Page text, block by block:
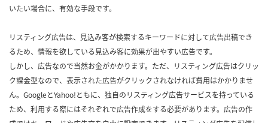
いたい場合に、有効な手段です。
リスティング広告は、見込み客が検索するキーワードに対して広告出稿でき
るため、情報を欲している見込み客に効果が出やすい広告です。
しかし、広告なので当然お金がかかります。ただ、リスティング広告はクリッ
ク課金型なので、表示された広告がクリックされなければ費用はかかりませ
ん。GoogleとYahoo!ともに、独自のリスティング広告サービスを持っている
ため、利用する際にはそれぞれで広告作成をする必要があります。広告の作